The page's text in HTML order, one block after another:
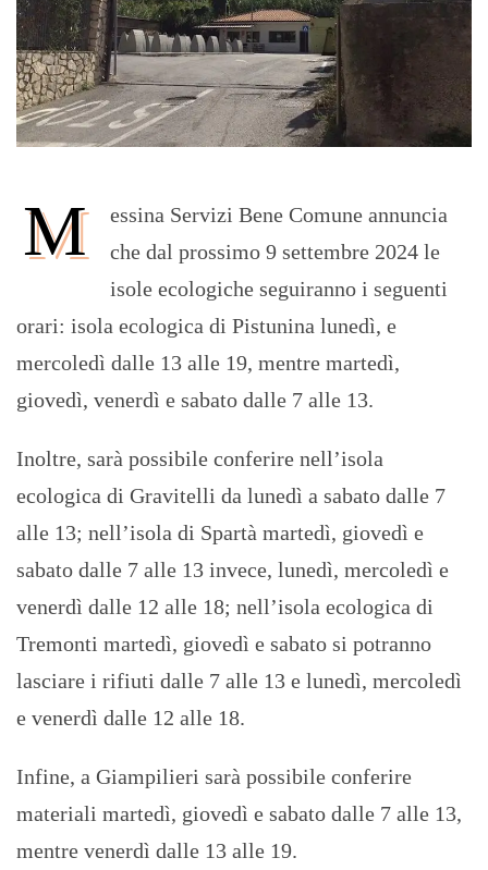
M
essina Servizi Bene Comune annuncia
che dal prossimo 9 settembre 2024 le
isole ecologiche seguiranno i seguenti
orari: isola ecologica di Pistunina lunedì, e
mercoledì dalle 13 alle 19, mentre martedì,
giovedì, venerdì e sabato dalle 7 alle 13.
Inoltre, sarà possibile conferire nell’isola
ecologica di Gravitelli da lunedì a sabato dalle 7
alle 13; nell’isola di Spartà martedì, giovedì e
sabato dalle 7 alle 13 invece, lunedì, mercoledì e
venerdì dalle 12 alle 18; nell’isola ecologica di
Tremonti martedì, giovedì e sabato si potranno
lasciare i rifiuti dalle 7 alle 13 e lunedì, mercoledì
e venerdì dalle 12 alle 18.
Infine, a Giampilieri sarà possibile conferire
materiali martedì, giovedì e sabato dalle 7 alle 13,
mentre venerdì dalle 13 alle 19.